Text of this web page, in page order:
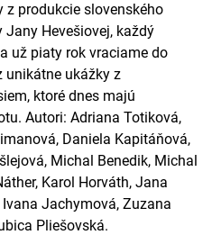
z produkcie slovenského
Jany Hevešiovej, každý
už piaty rok vraciame do
unikátne ukážky z
ktoré dnes majú
Autori: Adriana Totiková,
Daniela Kapitáňová,
Michal Benedik, Michal
Karol Horváth, Jana
Jachymová, Zuzana
Pliešovská.